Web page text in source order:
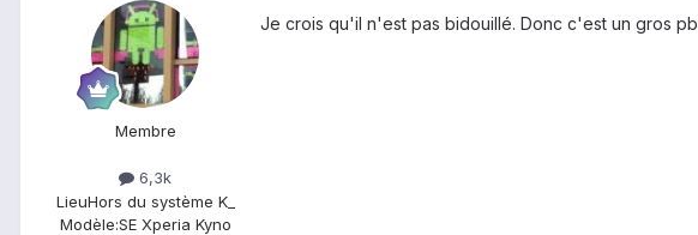
Membre
6,3k
LieuHors du système K_
Modèle:SE Xperia Kyno
Je crois qu'il n'est pas bidouillé. Donc c'est un gros pb